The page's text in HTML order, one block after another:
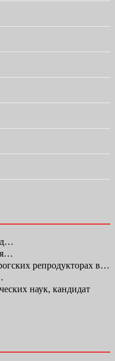
репродукторах в…
наук, кандидат